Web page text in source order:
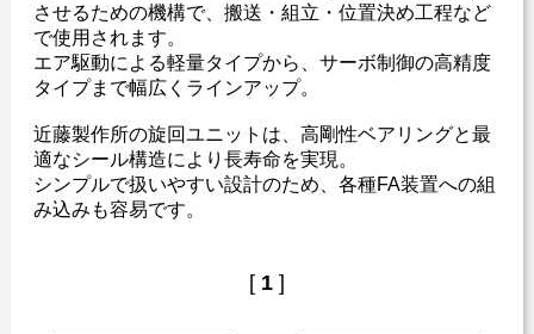
させるための機構で、搬送・組立・位置決め工程など
で使用されます。
エア駆動による軽量タイプから、サーボ制御の高精度
タイプまで幅広くラインアップ。
近藤製作所の旋回ユニットは、高剛性ベアリングと最
適なシール構造により長寿命を実現。
シンプルで扱いやすい設計のため、各種FA装置への組
み込みも容易です。
[ 1]
よくある質問
採用情報
お問い合わせ